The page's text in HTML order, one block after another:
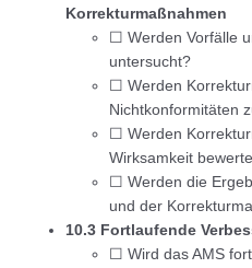
Korrekturmaßnahmen
☐ Werden Vorfälle
untersucht?
☐ Werden
Nichtkonformitäten
☐ Werden
Wirksamkeit
☐ Werden die
und der
10.3 Fortlaufende
☐ Wird das AMS